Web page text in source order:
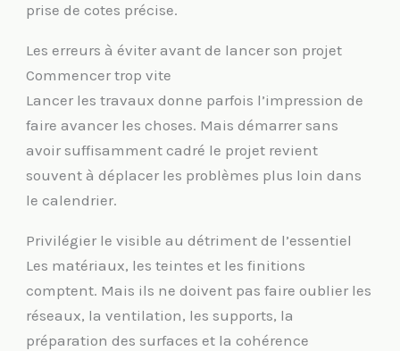
prise de cotes précise.
Les erreurs à éviter avant de lancer son projet
Commencer trop vite
Lancer les travaux donne parfois l’impression de
faire avancer les choses. Mais démarrer sans
avoir suffisamment cadré le projet revient
souvent à déplacer les problèmes plus loin dans
le calendrier.
Privilégier le visible au détriment de l’essentiel
Les matériaux, les teintes et les finitions
comptent. Mais ils ne doivent pas faire oublier les
réseaux, la ventilation, les supports, la
préparation des surfaces et la cohérence